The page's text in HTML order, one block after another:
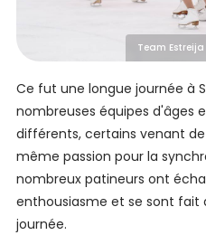
Team
Ce fut une longue journée à
nombreuses équipes d'âges
différents, certains venant
même passion pour la
nombreux patineurs ont
enthousiasme et se sont fait
journée.